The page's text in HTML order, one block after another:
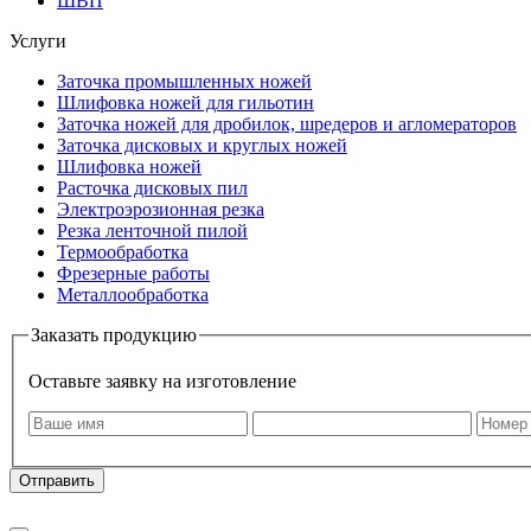
Услуги
Заточка промышленных ножей
Шлифовка ножей для гильотин
Заточка ножей для дробилок, шредеров и агломераторов
Заточка дисковых и круглых ножей
Шлифовка ножей
Расточка дисковых пил
Электроэрозионная резка
Резка ленточной пилой
Термообработка
Фрезерные работы
Металлообработка
Заказать продукцию
Оставьте заявку на изготовление
Отправить